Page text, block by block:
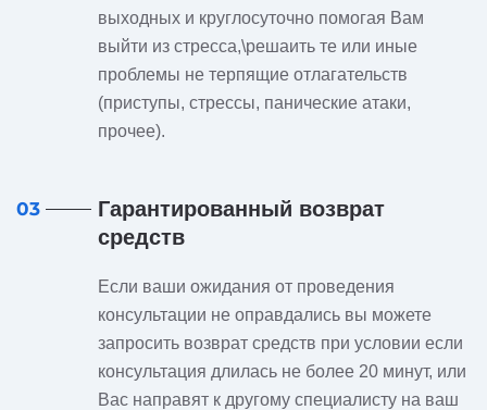
выходных и круглосуточно помогая Вам
выйти из стресса,\решаить те или иные
проблемы не терпящие отлагательств
(приступы, стрессы, панические атаки,
прочее).
03
Гарантированный возврат
средств
Если ваши ожидания от проведения
консультации не оправдались вы можете
запросить возврат средств при условии если
консультация длилась не более 20 минут, или
Вас направят к другому специалисту на ваш